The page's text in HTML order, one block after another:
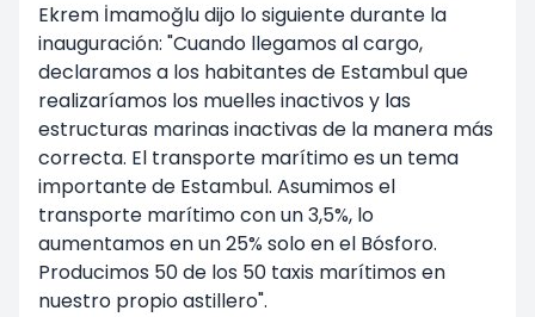
Ekrem İmamoğlu dijo lo siguiente durante la
inauguración: "Cuando llegamos al cargo,
declaramos a los habitantes de Estambul que
realizaríamos los muelles inactivos y las
estructuras marinas inactivas de la manera más
correcta. El transporte marítimo es un tema
importante de Estambul. Asumimos el
transporte marítimo con un 3,5%, lo
aumentamos en un 25% solo en el Bósforo.
Producimos 50 de los 50 taxis marítimos en
nuestro propio astillero".